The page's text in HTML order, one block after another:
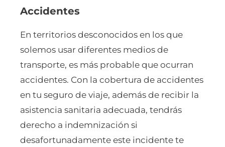
Accidentes
En territorios desconocidos en los que
solemos usar diferentes medios de
transporte, es más probable que ocurran
accidentes. Con la cobertura de accidentes
en tu seguro de viaje, además de recibir la
asistencia sanitaria adecuada, tendrás
derecho a indemnización si
desafortunadamente este incidente te